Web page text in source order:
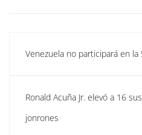
Venezuela no participará en
Ronald Acuña Jr. elevó a 16
jonrones